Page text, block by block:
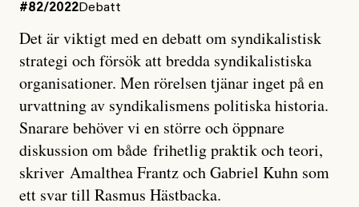
#82/2022Debatt
Det är viktigt med en debatt om syndikalistisk
strategi och försök att bredda syndikalistiska
organisationer. Men rörelsen tjänar inget på en
urvattning av syndikalismens politiska historia.
Snarare behöver vi en större och öppnare
diskussion om både frihetlig praktik och teori,
skriver Amalthea Frantz och Gabriel Kuhn som
ett svar till Rasmus Hästbacka.